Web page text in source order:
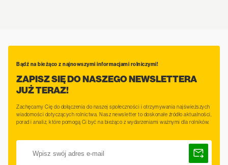
Bądź na bieżąco z najnowszymi informacjami rolniczymi!
ZAPISZ SIĘ DO NASZEGO NEWSLETTERA
JUŻ TERAZ!
Zachęcamy Cię do dołączenia do naszej społeczności i otrzymywania najświeższych
wiadomości dotyczących rolnictwa. Nasz newsletter to doskonałe źródło aktualności,
porad i analiz, które pomogą Ci być na bieżąco z wydarzeniami ważnymi dla rolników.